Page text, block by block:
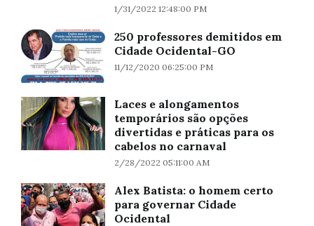
1/31/2022 12:48:00 PM
250 professores demitidos em
Cidade Ocidental-GO
11/12/2020 06:25:00 PM
Laces e alongamentos
temporários são opções
divertidas e práticas para os
cabelos no carnaval
2/28/2022 05:11:00 AM
Alex Batista: o homem certo
para governar Cidade
Ocidental